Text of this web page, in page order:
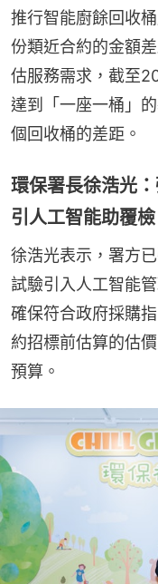
推行智能廚餘回收
份類近合約的金額
估服務需求，截至
達到「一座一桶」
個回收桶的差距。
環保署長徐浩光
引人工智能助覆檢
徐浩光表示，署方
試驗引入人工智能
確保符合政府採購
約招標前估算的估
預算。